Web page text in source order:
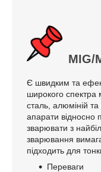
MIG/
Є швидким та
широкого спектра
сталь, алюміній
апарати відносно
зварювати з
зварювання
підходить для
Переваги